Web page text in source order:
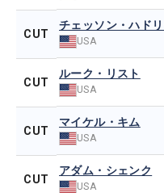
CUT
チェッソン・ハド
USA
CUT
ルーク・リスト
USA
CUT
マイケル・キム
USA
CUT
アダム・シェンク
USA